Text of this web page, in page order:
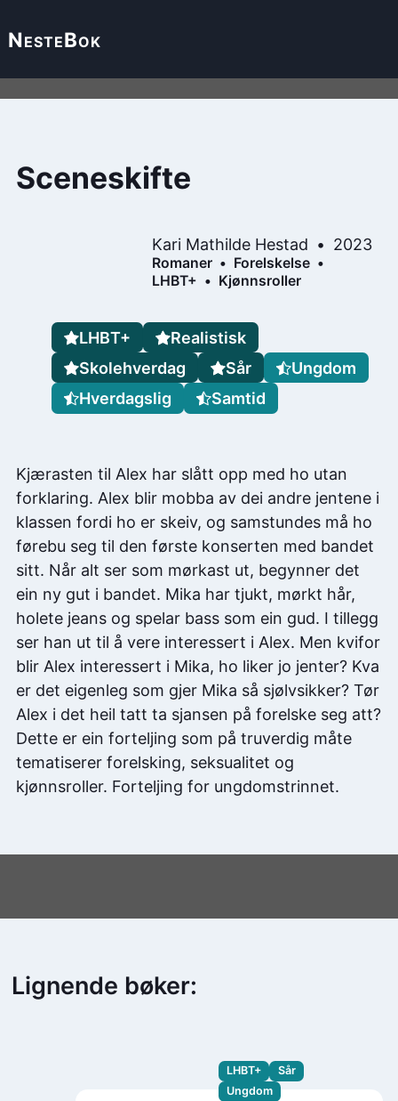
NesteBok
Sceneskifte
Kari Mathilde Hestad 2023
Romaner
Forelskelse
LHBT+
Kjønnsroller
Kjærasten til Alex har slått opp med ho utan
forklaring. Alex blir mobba av dei andre jentene i
klassen fordi ho er skeiv, og samstundes må ho
førebu seg til den første konserten med bandet
sitt. Når alt ser som mørkast ut, begynner det
ein ny gut i bandet. Mika har tjukt, mørkt hår,
holete jeans og spelar bass som ein gud. I tillegg
ser han ut til å vere interessert i Alex. Men kvifor
blir Alex interessert i Mika, ho liker jo jenter? Kva
er det eigenleg som gjer Mika så sjølvsikker? Tør
Alex i det heil tatt ta sjansen på forelske seg att?
Dette er ein forteljing som på truverdig måte
tematiserer forelsking, seksualitet og
kjønnsroller. Forteljing for ungdomstrinnet.
LHBT+
Realistisk
Skolehverdag
Sår
Ungdom
Hverdagslig
Samtid
Lignende bøker:
LHBT+
Sår
Ungdom